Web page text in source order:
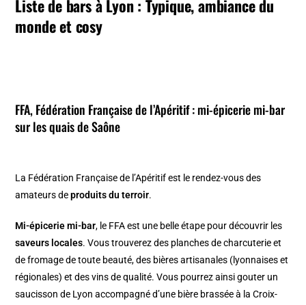
Liste de bars à Lyon : Typique, ambiance du
monde et cosy
FFA, Fédération Française de l’Apéritif : mi-épicerie mi-bar
sur les quais de Saône
La Fédération Française de l’Apéritif est le rendez-vous des
amateurs deproduits du terroir.
Mi-épicerie mi-bar, le FFA est une belle étape pour découvrir les
saveurs locales. Vous trouverez des planches de charcuterie et
de fromage de toute beauté, des bières artisanales (lyonnaises et
régionales) et des vins de qualité. Vous pourrez ainsi gouter un
saucisson de Lyon accompagné d’une bière brassée à la Croix-